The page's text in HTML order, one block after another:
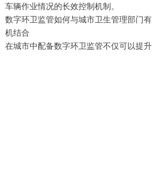
车辆作业情况的长效控制机制。
数字环卫监管如何与城市卫生管理部门有
机结合
在城市中配备数字环卫监管不仅可以提升